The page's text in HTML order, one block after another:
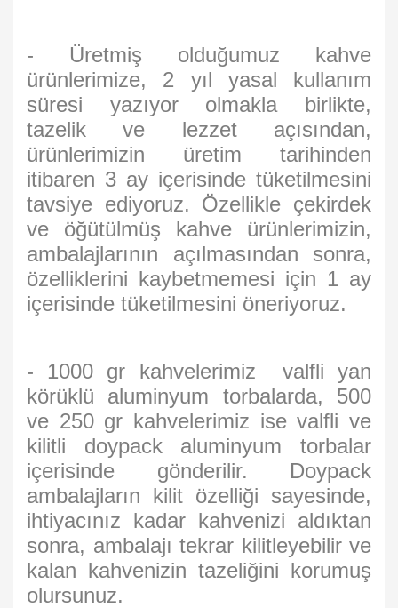
- Üretmiş olduğumuz kahve
ürünlerimize, 2 yıl yasal kullanım
süresi yazıyor olmakla birlikte,
tazelik ve lezzet açısından,
ürünlerimizin üretim tarihinden
itibaren 3 ay içerisinde tüketilmesini
tavsiye ediyoruz. Özellikle çekirdek
ve öğütülmüş kahve ürünlerimizin,
ambalajlarının açılmasından sonra,
özelliklerini kaybetmemesi için 1 ay
içerisinde tüketilmesini öneriyoruz.
- 1000 gr kahvelerimiz valfli yan
körüklü aluminyum torbalarda, 500
ve 250 gr kahvelerimiz ise valfli ve
kilitli doypack aluminyum torbalar
içerisinde gönderilir. Doypack
ambalajların kilit özelliği sayesinde,
ihtiyacınız kadar kahvenizi aldıktan
sonra, ambalajı tekrar kilitleyebilir ve
kalan kahvenizin tazeliğini korumuş
olursunuz.